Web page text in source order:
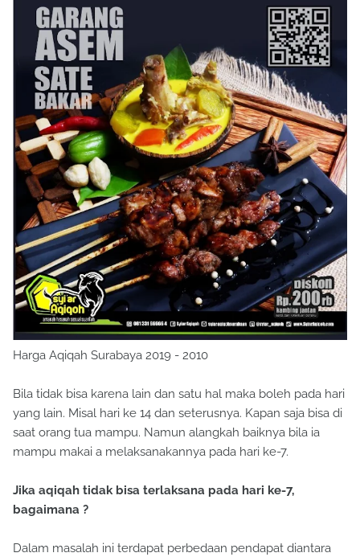
Harga Aqiqah Surabaya 2019 - 2010
Bila tidak bisa karena lain dan satu hal maka boleh pada hari
yang lain. Misal hari ke 14 dan seterusnya. Kapan saja bisa di
saat orang tua mampu. Namun alangkah baiknya bila ia
mampu makai a melaksanakannya pada hari ke-7.
Jika aqiqah tidak bisa terlaksana pada hari ke-7,
bagaimana ?
Dalam masalah ini terdapat perbedaan pendapat diantara